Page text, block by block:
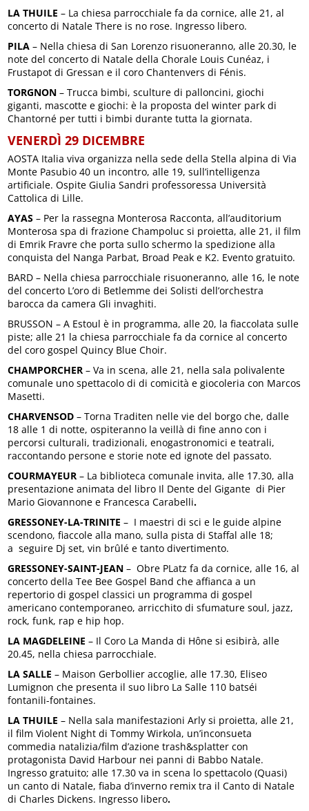
LA THUILE – La chiesa parrocchiale fa da cornice, alle 21, al
concerto di Natale There is no rose. Ingresso libero.
PILA – Nella chiesa di San Lorenzo risuoneranno, alle 20.30, le
note del concerto di Natale della Chorale Louis Cunéaz, i
Frustapot di Gressan e il coro Chantenvers di Fénis.
TORGNON – Trucca bimbi, sculture di palloncini, giochi
giganti, mascotte e giochi: è la proposta del winter park di
Chantorné per tutti i bimbi durante tutta la giornata.
VENERDÌ 29 DICEMBRE
AOSTA Italia viva organizza nella sede della Stella alpina di Via
Monte Pasubio 40 un incontro, alle 19, sull’intelligenza
artificiale. Ospite Giulia Sandri professoressa Università
Cattolica di Lille.
AYAS – Per la rassegna Monterosa Racconta, all’auditorium
Monterosa spa di frazione Champoluc si proietta, alle 21, il film
di Emrik Fravre che porta sullo schermo la spedizione alla
conquista del Nanga Parbat, Broad Peak e K2. Evento gratuito.
BARD – Nella chiesa parrocchiale risuoneranno, alle 16, le note
del concerto L’oro di Betlemme dei Solisti dell’orchestra
barocca da camera Gli invaghiti.
BRUSSON – A Estoul è in programma, alle 20, la fiaccolata sulle
piste; alle 21 la chiesa parrocchiale fa da cornice al concerto
del coro gospel Quincy Blue Choir.
CHAMPORCHER – Va in scena, alle 21, nella sala polivalente
comunale uno spettacolo di di comicità e giocoleria con Marcos
Masetti.
CHARVENSOD – Torna Traditen nelle vie del borgo che, dalle
18 alle 1 di notte, ospiteranno la veillà di fine anno con i
percorsi culturali, tradizionali, enogastronomici e teatrali,
raccontando persone e storie note ed ignote del passato.
COURMAYEUR – La biblioteca comunale invita, alle 17.30, alla
presentazione animata del libro Il Dente del Gigante di Pier
Mario Giovannone e Francesca Carabelli.
GRESSONEY-LA-TRINITE – I maestri di sci e le guide alpine
scendono, fiaccole alla mano, sulla pista di Staffal alle 18;
a seguire Dj set, vin brûlé e tanto divertimento.
GRESSONEY-SAINT-JEAN – Obre PLatz fa da cornice, alle 16, al
concerto della Tee Bee Gospel Band che affianca a un
repertorio di gospel classici un programma di gospel
americano contemporaneo, arricchito di sfumature soul, jazz,
rock, funk, rap e hip hop.
LA MAGDELEINE – Il Coro La Manda di Hône si esibirà, alle
20.45, nella chiesa parrocchiale.
LA SALLE – Maison Gerbollier accoglie, alle 17.30, Eliseo
Lumignon che presenta il suo libro La Salle 110 batséi
fontanili-fontaines.
LA THUILE – Nella sala manifestazioni Arly si proietta, alle 21,
il film Violent Night di Tommy Wirkola, un’inconsueta
commedia natalizia/film d’azione trash&splatter con
protagonista David Harbour nei panni di Babbo Natale.
Ingresso gratuito; alle 17.30 va in scena lo spettacolo (Quasi)
un canto di Natale, fiaba d’inverno remix tra il Canto di Natale
di Charles Dickens. Ingresso libero.